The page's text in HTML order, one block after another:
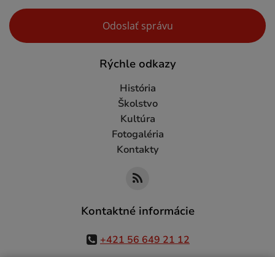
Google reCaptcha Response
Odoslať správu
Rýchle odkazy
História
Školstvo
Kultúra
Fotogaléria
Kontakty
Kontaktné informácie
+421 56 649 21 12